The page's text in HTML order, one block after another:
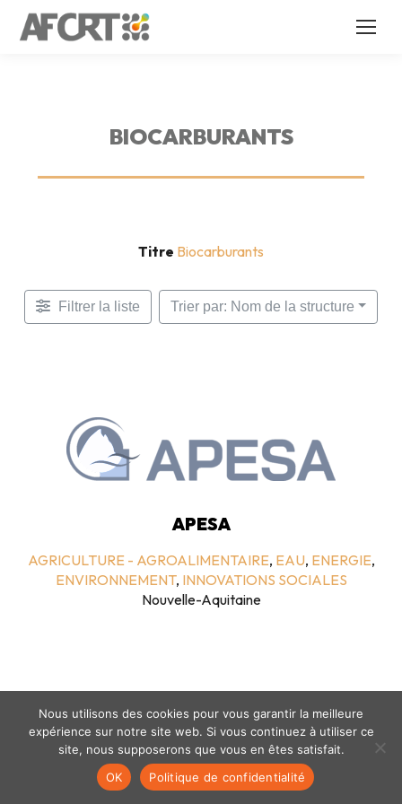
BIOCARBURANTS
Titre Biocarburants
Filtrer la liste Trier par: Nom de la structure
APESA
AGRICULTURE - AGROALIMENTAIRE, EAU, ENERGIE,
ENVIRONNEMENT, INNOVATIONS SOCIALES
Nouvelle-Aquitaine
Mentions légales - politique de confidentialité
Nous utilisons des cookies pour vous garantir la meilleure
expérience sur notre site web. Si vous continuez à utiliser ce
site, nous supposerons que vous en êtes satisfait.
OK
Politique de confidentialité